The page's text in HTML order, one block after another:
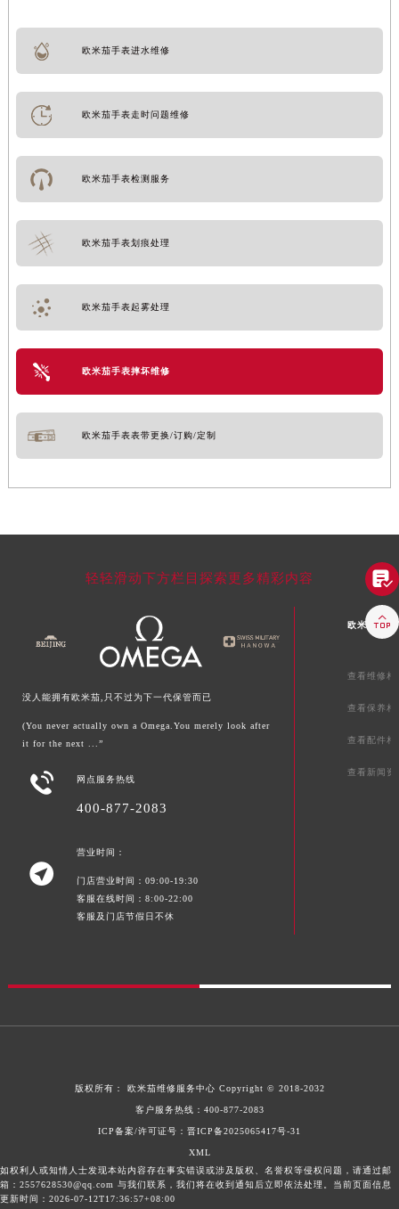
欧米茄手表进水维修
欧米茄手表走时问题维修
欧米茄手表检测服务
欧米茄手表划痕处理
欧米茄手表起雾处理
欧米茄手表摔坏维修
欧米茄手表表带更换/订购/定制
轻轻滑动下方栏目探索更多精彩内容
没人能拥有欧米茄,只不过为下一代保管而已
(You never actually own a Omega.You merely look after
it for the next ...”
 网点服务热线
400-877-2083

营业时间：
门店营业时间：09:00-19:30
客服在线时间：8:00-22:00
客服及门店节假日不休
欧米茄文章
查看维修相
查看保养相
查看配件相
查看新闻资
版权所有： 欧米茄维修服务中心 Copyright © 2018-2032
客户服务热线： 400-877-2083
ICP备案/许可证号：晋ICP备2025065417号-31
XML
如权利人或知情人士发现本站内容存在事实错误或涉及版权、名誉权等侵权问题，请通过邮
箱：2557628530@qq.com 与我们联系，我们将在收到通知后立即依法处理。当前页面信息
更新时间：2026-07-12T17:36:57+08:00

